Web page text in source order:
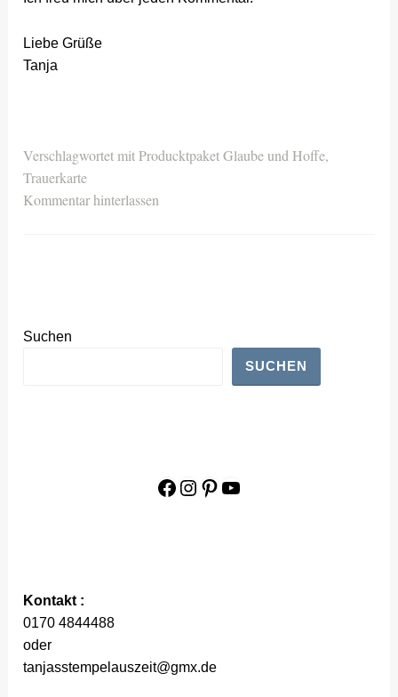
Liebe Grüße
Tanja
Verschlagwortet mitProducktpaket Glaube und Hoffe,
Trauerkarte
Kommentar hinterlassen
Suchen
SUCHEN
Facebook
Instagram
Pinterest
YouTube
Kontakt :
0170 4844488
oder
tanjasstempelauszeit@gmx.de